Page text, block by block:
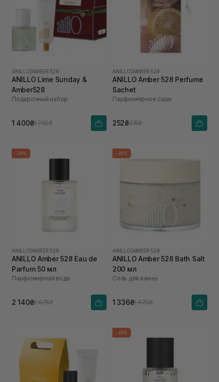
ANILLO AMBER 528
ANILLO Lime Sunday &
Amber528
Подарочный набор
1 400₴1 760₴
ANILLO AMBER 528
ANILLO Amber 528 Perfume
Sachet
Парфюмерное саше
252₴315₴
-20%
ANILLO AMBER 528
ANILLO Amber 528 Eau de
Parfum 50 мл
Парфюмерная вода
2 140₴2 675₴
-20%
ANILLO AMBER 528
ANILLO Amber 528 Bath Salt
200 мл
Соль для ванны
1 336₴1 670₴
-20%